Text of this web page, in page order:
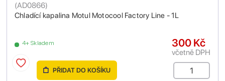
Chladící kapalina Motul Motocool Factory Line - 1L
(AD0866)
4+ Skladem 300 Kč
včetně DPH
PŘIDAT DO KOŠÍKU